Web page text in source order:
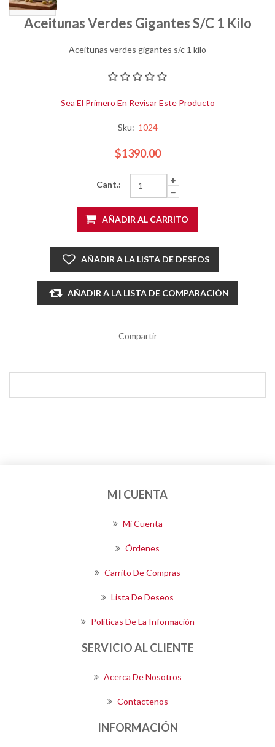
Aceitunas Verdes Gigantes S/c 1 Kilo
Aceitunas verdes gigantes s/c 1 kilo
Sea El Primero En Revisar Este Producto
Sku: 1024
$1390.00
Cant.:
AÑADIR AL CARRITO
AÑADIR A LA LISTA DE DESEOS
AÑADIR A LA LISTA DE COMPARACIÓN
Compartir
MI CUENTA
Mi Cuenta
Órdenes
Carrito De Compras
Lista De Deseos
Políticas De La Información
SERVICIO AL CLIENTE
Acerca De Nosotros
Contactenos
INFORMACIÓN